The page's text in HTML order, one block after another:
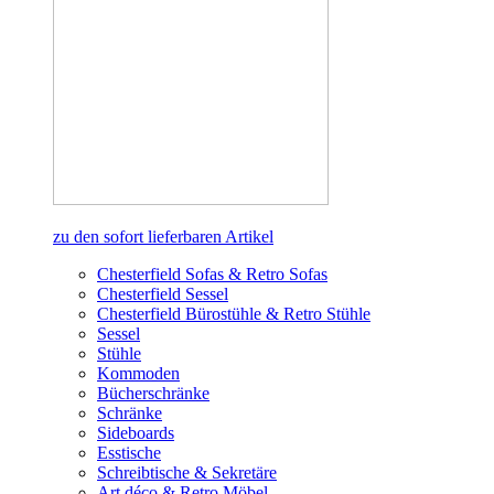
zu den sofort lieferbaren Artikel
Chesterfield Sofas & Retro Sofas
Chesterfield Sessel
Chesterfield Bürostühle & Retro Stühle
Sessel
Stühle
Kommoden
Bücherschränke
Schränke
Sideboards
Esstische
Schreibtische & Sekretäre